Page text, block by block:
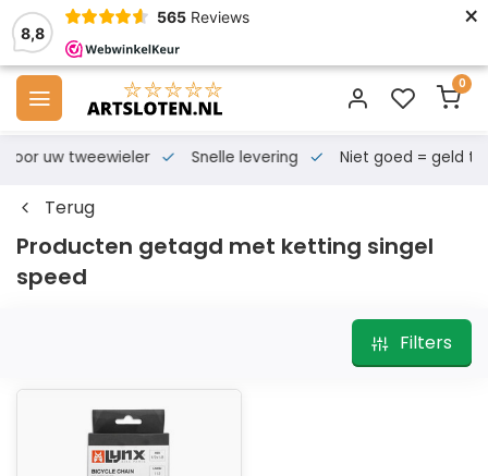
8,8
565 Reviews ×
0
voor uw tweewieler Snelle levering Niet goed = geld
Terug
Producten getagd met ketting singel
speed
Filters